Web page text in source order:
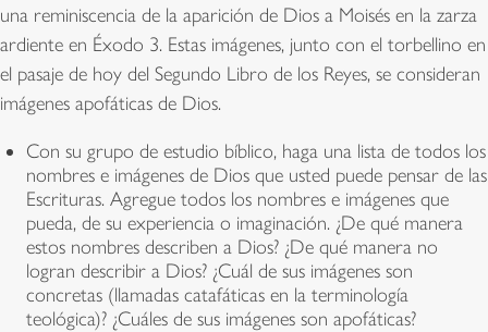
una reminiscencia de la aparición de Dios a Moisés en la zarza
ardiente en Éxodo 3. Estas imágenes, junto con el torbellino en
el pasaje de hoy del Segundo Libro de los Reyes, se consideran
imágenes apofáticas de Dios.
Con su grupo de estudio bíblico, haga una lista de todos los
nombres e imágenes de Dios que usted puede pensar de las
Escrituras. Agregue todos los nombres e imágenes que
pueda, de su experiencia o imaginación. ¿De qué manera
estos nombres describen a Dios? ¿De qué manera no
logran describir a Dios? ¿Cuál de sus imágenes son
concretas (llamadas catafáticas en la terminología
teológica)? ¿Cuáles de sus imágenes son apofáticas?